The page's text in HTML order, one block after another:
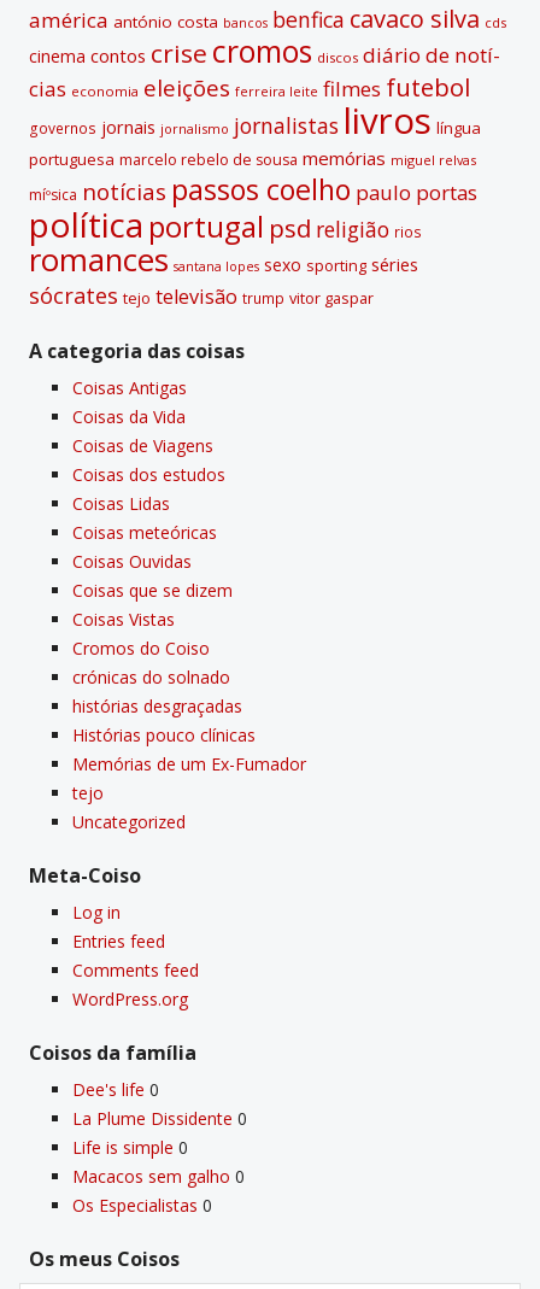
américa antónio costa bancos benfica cavaco silva cds
cinema contos crise cromos discos diário de notí­
cias economia eleições ferreira leite filmes futebol
governos jornais jornalismo jornalistas livros lí­ngua
portuguesa marcelo rebelo de sousa memórias miguel relvas
míºsica notí­cias passos coelho paulo portas
polí­tica portugal psd religião rios
romances santana lopes sexo sporting séries
sócrates tejo televisão trump vitor gaspar
A categoria das coisas
Coisas Antigas
Coisas da Vida
Coisas de Viagens
Coisas dos estudos
Coisas Lidas
Coisas meteóricas
Coisas Ouvidas
Coisas que se dizem
Coisas Vistas
Cromos do Coiso
crónicas do solnado
histórias desgraçadas
Histórias pouco clí­nicas
Memórias de um Ex-Fumador
tejo
Uncategorized
Meta-Coiso
Log in
Entries feed
Comments feed
WordPress.org
Coisos da famí­lia
Dee's life 0
La Plume Dissidente 0
Life is simple 0
Macacos sem galho 0
Os Especialistas 0
Os meus Coisos